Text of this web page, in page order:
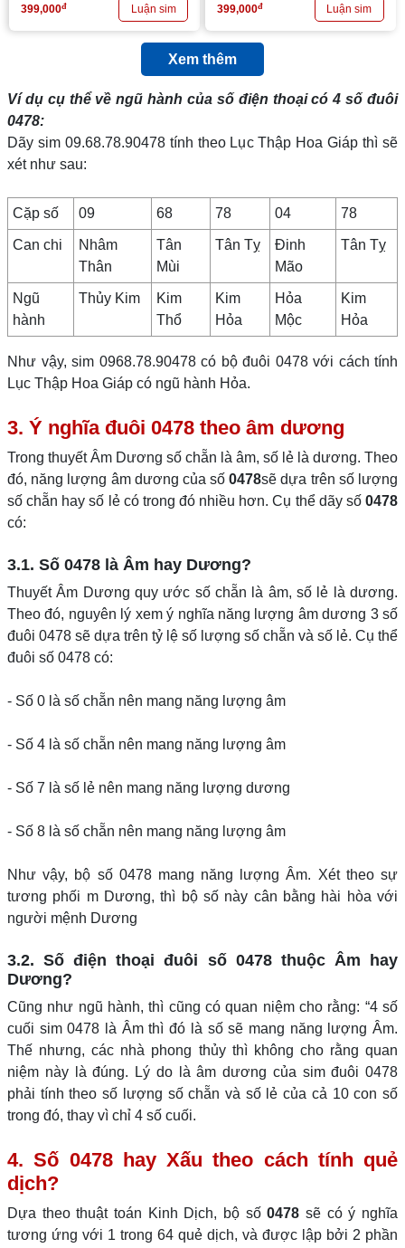
399,000đ 399,000đ
Xem thêm
Ví dụ cụ thể về ngũ hành của số điện thoại có 4 số đuôi
0478:
Dãy sim 09.68.78.90478 tính theo Lục Thập Hoa Giáp thì sẽ
xét như sau:
Cặp số 09 68 78 04 78
Can chi
Nhâm
Thân
Tân
Mùi
Tân Tỵ
Đinh
Mão
Tân Tỵ
Ngũ
hành
Thủy Kim
Kim
Thổ
Kim
Hỏa
Hỏa
Mộc
Kim
Hỏa
Như vậy, sim 0968.78.90478 có bộ đuôi 0478 với cách tính
Lục Thập Hoa Giáp có ngũ hành Hỏa.
3. Ý nghĩa đuôi 0478 theo âm dương
Trong thuyết Âm Dương số chẵn là âm, số lẻ là dương. Theo
đó, năng lượng âm dương của số0478sẽ dựa trên số lượng
số chẵn hay số lẻ có trong đó nhiều hơn. Cụ thể dãy số 0478
có:
3.1. Số 0478 là Âm hay Dương?
Thuyết Âm Dương quy ước số chẵn là âm, số lẻ là dương.
Theo đó, nguyên lý xem ý nghĩa năng lượng âm dương 3 số
đuôi 0478 sẽ dựa trên tỷ lệ số lượng số chẵn và số lẻ. Cụ thể
đuôi số 0478 có:
- Số 0 là số chẵn nên mang năng lượng âm
- Số 4 là số chẵn nên mang năng lượng âm
- Số 7 là số lẻ nên mang năng lượng dương
- Số 8 là số chẵn nên mang năng lượng âm
Như vậy, bộ số 0478 mang năng lượng Âm. Xét theo sự
tương phối m Dương, thì bộ số này cân bằng hài hòa với
người mệnh Dương
3.2. Số điện thoại đuôi số 0478 thuộc Âm hay
Dương?
Cũng như ngũ hành, thì cũng có quan niệm cho rằng: “4 số
cuối sim 0478 là Âm thì đó là số sẽ mang năng lượng Âm.
Thế nhưng, các nhà phong thủy thì không cho rằng quan
niệm này là đúng. Lý do là âm dương của sim đuôi 0478
phải tính theo số lượng số chẵn và số lẻ của cả 10 con số
trong đó, thay vì chỉ 4 số cuối.
4. Số 0478 hay Xấu theo cách tính quẻ
dịch?
Dựa theo thuật toán Kinh Dịch, bộ số0478 sẽ có ý nghĩa
tương ứng với 1 trong 64 quẻ dịch, và được lập bởi 2 phần